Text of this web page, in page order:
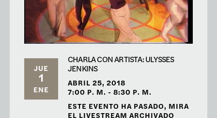
JUE
1
ENE
CHARLA CON ARTISTA: ULYSSES
JENKINS
ABRIL 25, 2018
7:00 P. M. - 8:30 P. M.
ESTE EVENTO HA PASADO, MIRA
EL LIVESTREAM ARCHIVADO